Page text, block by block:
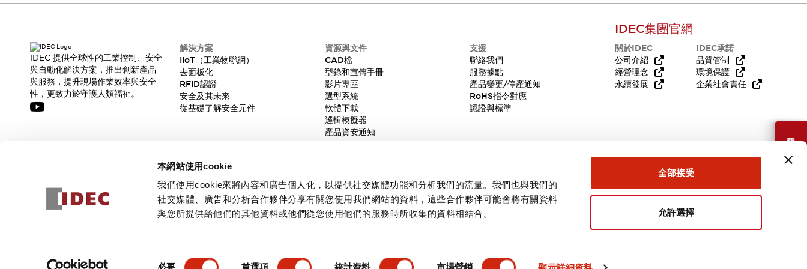
本網站使用cookie
我們使用cookie來將內容和廣告個人化，以提供社交媒體功能和分析我們的流量。我們也與我們的
社交媒體、廣告和分析合作夥伴分享有關您使用我們網站的資料，這些合作夥伴可能會將有關資料
與您所提供給他們的其他資料或他們從您使用他們的服務時所收集的資料相結合。
必要 首選項 統計資料 市場營銷
全部接受
允許選擇
需要幫助嗎？
IDEC 提供全球性的工業控制、安全
與自動化解決方案，推出創新產品
與服務，提升現場作業效率與安全
性，更致力於守護人類福祉。
解決方案
IIoT（工業物聯網）
去面板化
RFID認證
安全及其未來
從基礎了解安全元件
資源與文件
CAD檔
型錄和宣傳手冊
影片專區
選型系統
軟體下載
邏輯模擬器
產品資安通知
支援
聯絡我們
服務據點
產品變更/停產通知
RoHS指令對應
認證與標準
IDEC集團官網
關於IDEC
公司介紹
經營理念
永續發展
IDEC承諾
品質管制
環境保護
企業社會責任
訂閱
隱私權政策使用條款 台灣